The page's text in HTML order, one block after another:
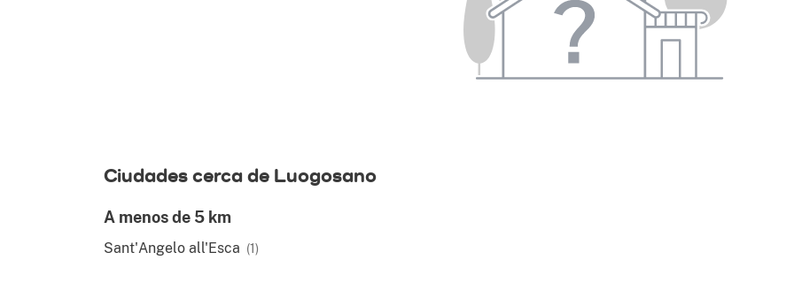
Ciudades cerca de Luogosano
A menos de 5 km
Sant'Angelo all'Esca (1)